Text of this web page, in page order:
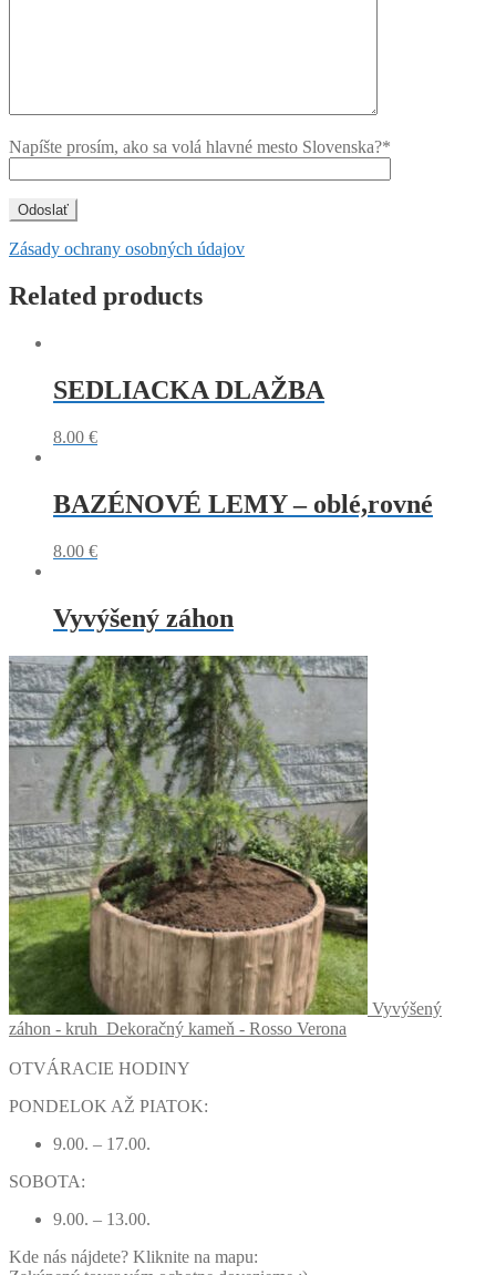
Napíšte prosím, ako sa volá hlavné mesto Slovenska?*
Zásady ochrany osobných údajov
Related products
SEDLIACKA DLAŽBA
8.00 €
BAZÉNOVÉ LEMY – oblé,rovné
8.00 €
Vyvýšený záhon
Vyvýšený
záhon - kruh Dekoračný kameň - Rosso Verona
OTVÁRACIE HODINY
PONDELOK AŽ PIATOK:
9.00. – 17.00.
SOBOTA:
9.00. – 13.00.
Kde nás nájdete? Kliknite na mapu: